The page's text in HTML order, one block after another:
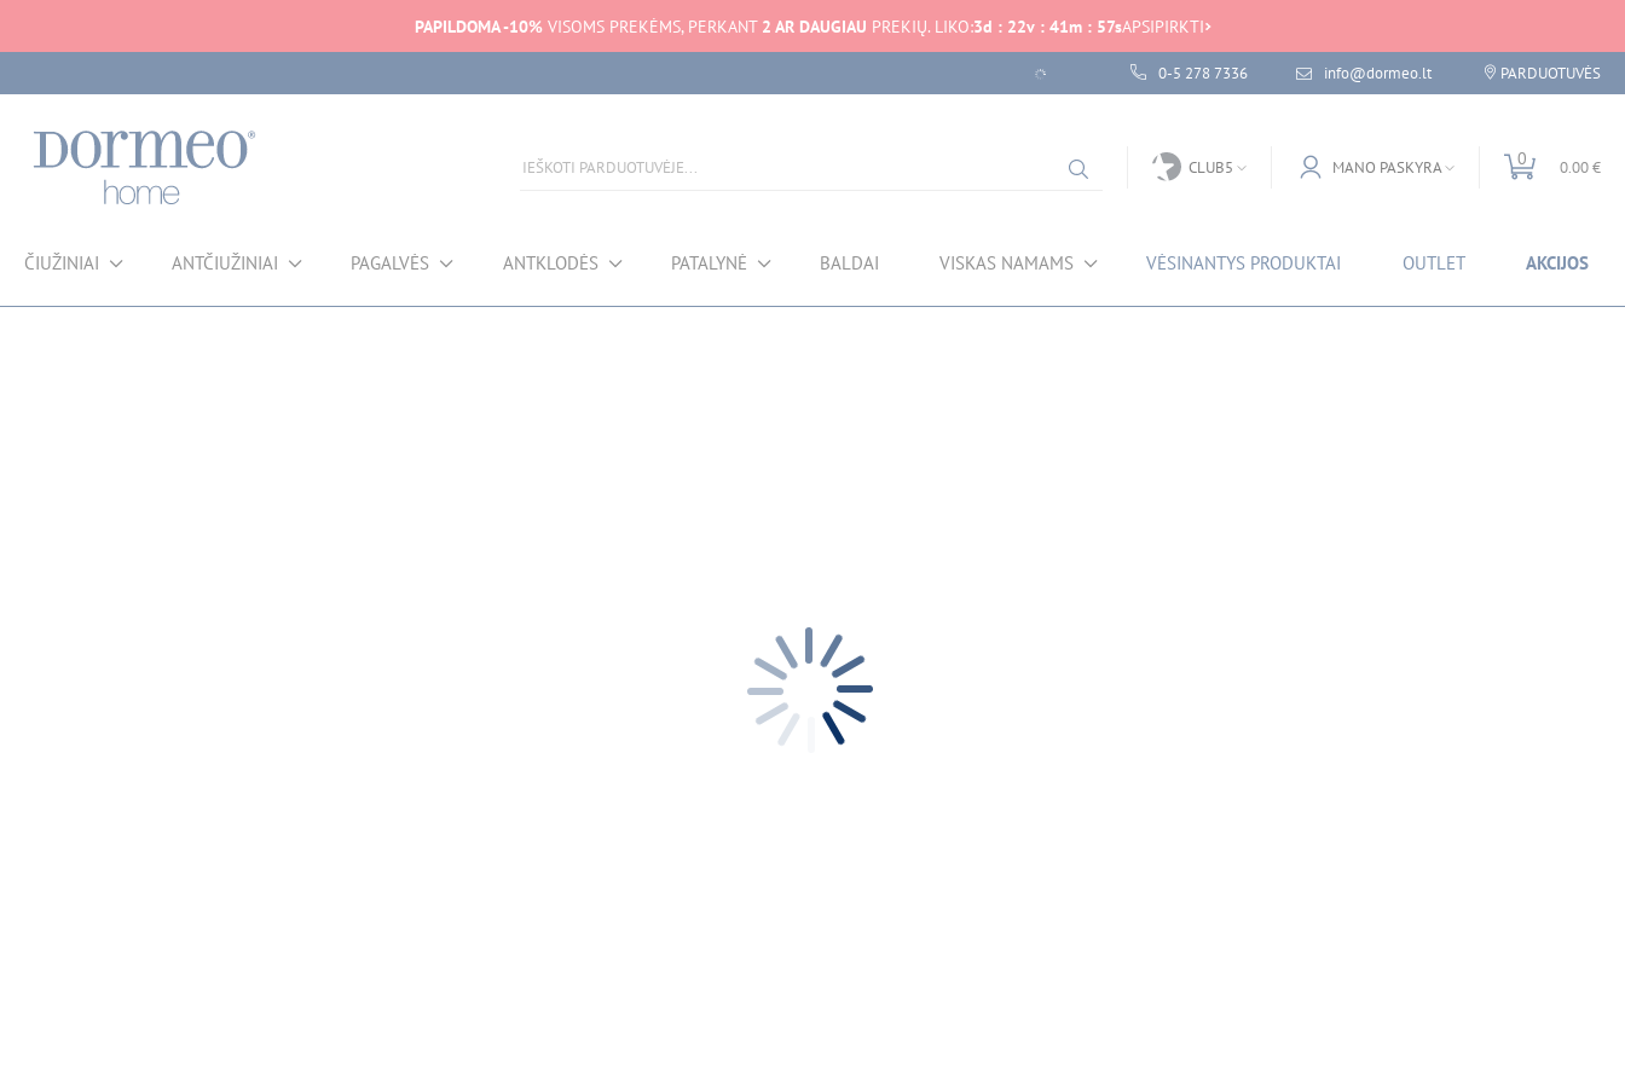
PAPILDOMA -10%VISOMS PREKĖMS, PERKANT 2 AR DAUGIAU PREKIŲ. LIKO:3d : 22v : 41m : 57sAPSIPIRKTI
0-5 278 7336 info@dormeo.lt PARDUOTUVĖS
CLUB5 MANO PASKYRA 0 0.00 €
ČIUŽINIAI ANTČIUŽINIAI PAGALVĖS ANTKLODĖS PATALYNĖ BALDAI VISKAS NAMAMS VĖSINANTYS PRODUKTAI OUTLET AKCIJOS